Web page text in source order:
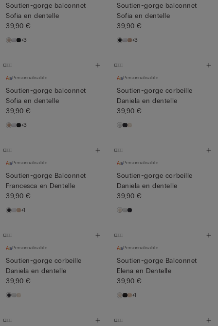
Soutien-gorge balconnet
Sofia en dentelle
39,90 €
+3
Soutien-gorge balconnet
Sofia en dentelle
39,90 €
+3
Personnalisable
Soutien-gorge balconnet
Sofia en dentelle
39,90 €
+3
Personnalisable
Soutien-gorge corbeille
Daniela en dentelle
39,90 €
Personnalisable
Soutien-gorge Balconnet
Francesca en Dentelle
39,90 €
+1
Personnalisable
Soutien-gorge corbeille
Daniela en dentelle
39,90 €
Personnalisable
Soutien-gorge corbeille
Daniela en dentelle
39,90 €
Personnalisable
Soutien-gorge Balconnet
Elena en Dentelle
39,90 €
+1